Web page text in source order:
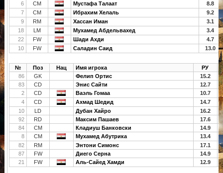
6
CM Мустафа Талаат
8.8
7
CM Ибрахим Хелаль
9.2
9
RM Хассан Иман
3.1
18
LM Мухамед Абдельвахед
3.4
22
FW Шади Ахди
4.7
10
FW Саладин Саид 13.0
№ Поз Нац Имя игрока
РУ
86
GK Фелип Ортис
15.2
83
CD Энис Сайти
12.7
2
CD Ваэль Гомаа
10.7
4
CD Ахмад Шедид
14.7
10
LD Дубан Хайро
16.2
92
RD Максим Пашаев
17.6
84
CM Кладиуш Банковски
14.9
8
CM Мухамед Абутрика
13.4
82
RM Энтони Симонс
17.1
87
FW Диего Серна
14.9
21
FW Аль-Сайед Хамди 12.9